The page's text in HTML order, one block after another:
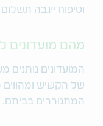
וטיפוח ייגבה תשלום
מהם מועדונים
המועדונים נותנים
של הקשיש
המתגוררים בביתם.